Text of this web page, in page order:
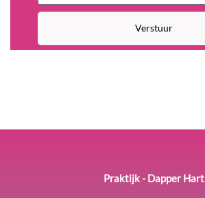
Verstuur
Praktijk - Dapper Hart